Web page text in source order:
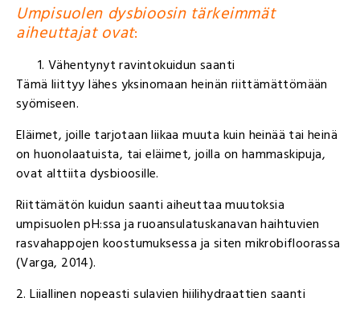
Umpisuolen dysbioosin tärkeimmät
aiheuttajat ovat:
Vähentynyt ravintokuidun saanti
Tämä liittyy lähes yksinomaan heinän riittämättömään
syömiseen.
Eläimet, joille tarjotaan liikaa muuta kuin heinää tai heinä
on huonolaatuista, tai eläimet, joilla on hammaskipuja,
ovat alttiita dysbioosille.
Riittämätön kuidun saanti aiheuttaa muutoksia
umpisuolen pH:ssa ja ruoansulatuskanavan haihtuvien
rasvahappojen koostumuksessa ja siten mikrobifloorassa
(Varga, 2014).
2. Liiallinen nopeasti sulavien hiilihydraattien saanti